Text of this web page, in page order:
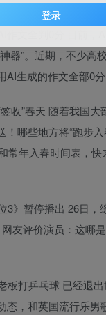
作文全判0分 目前，
器”。近期，不少高
生成的作文全部0分
收”春天 随着我国大
！哪些地方将“跑步
常年入春时间表，快
3》暂停播出 26日，
友评价演员：这哪
板打乒乓球 已经退
态，和英国流行乐男
登录